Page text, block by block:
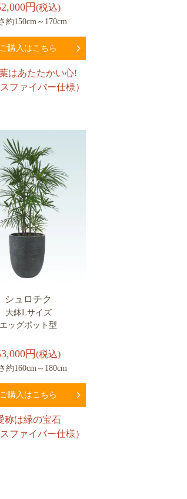
円(税込)
約150cm～170cm
ご購入はこちら
はあたたかい心!
スファイバー仕様）
シュロチク
大鉢Lサイズ
エッグポット型
円(税込)
約160cm～180cm
ご購入はこちら
称は緑の宝石
スファイバー仕様）